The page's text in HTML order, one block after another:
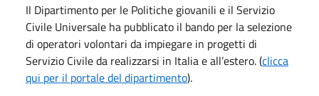
Il Dipartimento per le Politiche giovanili e il Servizio
Civile Universale ha pubblicato il bando per la selezione
di operatori volontari da impiegare in progetti di
Servizio Civile da realizzarsi in Italia e all’estero. (clicca
qui per il portale del dipartimento).